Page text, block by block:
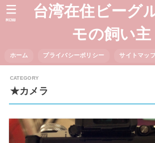
台湾在住ビーグ
モの飼い主
ホーム プライバシーポリシー サイトマップ
MENU
★カメラ